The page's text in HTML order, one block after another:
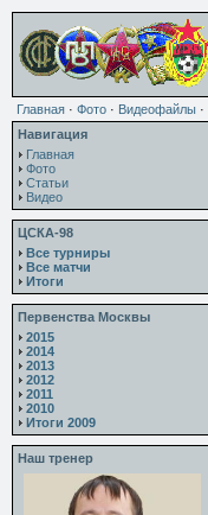
Главная · Фото · Видеофайлы ·
Навигация
Главная
Фото
Статьи
Видео
ЦСКА-98
Все турниры
Все матчи
Итоги
Первенства Москвы
2015
2014
2013
2012
2011
2010
Итоги 2009
Наш тренер